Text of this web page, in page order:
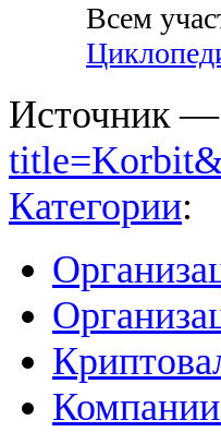
Всем
Источник —
Категории: